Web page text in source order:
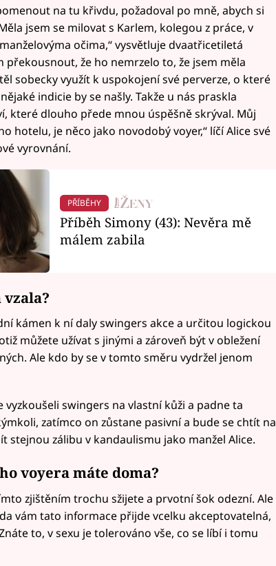
na tu křivdu, požadoval po mně, abych si
jsem se milovat s Karlem, kolegou z práce, v
očima,“ vysvětluje dvaatřicetiletá
překousnout, že ho nemrzelo to, že jsem měla
sobecky využít k uspokojení své perverze, o které
indicie by se našly. Takže u nás praskla
které dlouho přede mnou úspěšně skrýval. Můj
hotelu, je něco jako novodobý voyer,“ líčí Alice své
vyrovnání.
PŘÍBĚHY
Příběh Simony (43): Nevěra mě
málem zabila
kámen k ní daly swingers akce a určitou logickou
můžete užívat s jinými a zároveň být v obležení
Ale kdo by se v tomto směru vydržel jenom
vyzkoušeli swingers na vlastní kůži a padne ta
zatímco on zůstane pasivní a bude se chtít na
stejnou zálibu v kandaulismu jako manžel Alice.
voyera máte doma?
zjištěním trochu sžijete a prvotní šok odezní. Ale
vám tato informace přijde vcelku akceptovatelná,
to, v sexu je tolerováno vše, co se líbí i tomu